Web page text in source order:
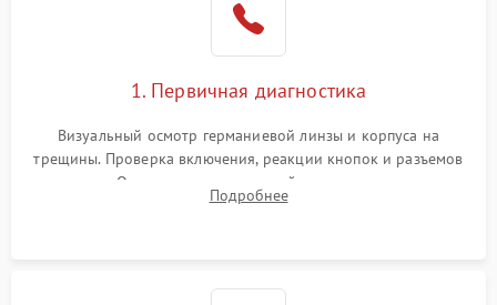
Экран (дисплей)1. Первичная диагностика
Визуальный осмотр германиевой линзы и корпуса на
трещины. Проверка включения, реакции кнопок и разъемов
зарядки. Оценка вывода тепловой сигнатуры на экран,
проверка базовых функций и считывание системных
Подробнее